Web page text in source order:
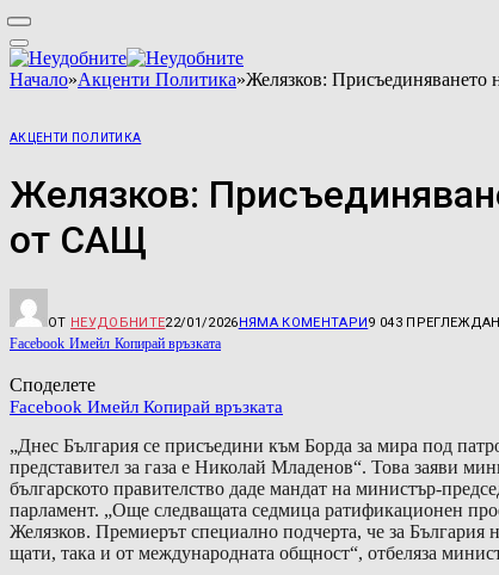
Начало»Акценти Политика»Желязков:
АКЦЕНТИ ПОЛИТИКА
Желязков:
от САЩ
ОТ НЕУДОБНИТЕ22/01/2026НЯМА КОМЕНТАРИ9 043
Facebook Имейл Копирай връзката
Споделете
Facebook Имейл Копирай връзката
„Днес България се присъедини към Борда за мира под
представител за газа е Николай Младенов“. Това заяви
българското правителство даде мандат на министър-
парламент. „Още следващата седмица ратификационен
Желязков. Премиерът специално подчерта, че за
щати, така и от международната общност“, отбеляза